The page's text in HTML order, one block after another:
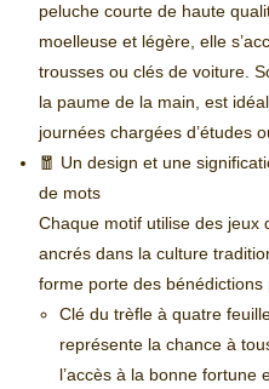
peluche courte de haute
moelleuse et légère, elle
trousses ou clés de voiture.
la paume de la main, est
journées chargées d’études
🧧 Un design et une
de mots
Chaque motif utilise des jeux
ancrés dans la culture
forme porte des bénédictions
Clé du trèfle à quatre
représente la chance à
l’accès à la bonne fortune